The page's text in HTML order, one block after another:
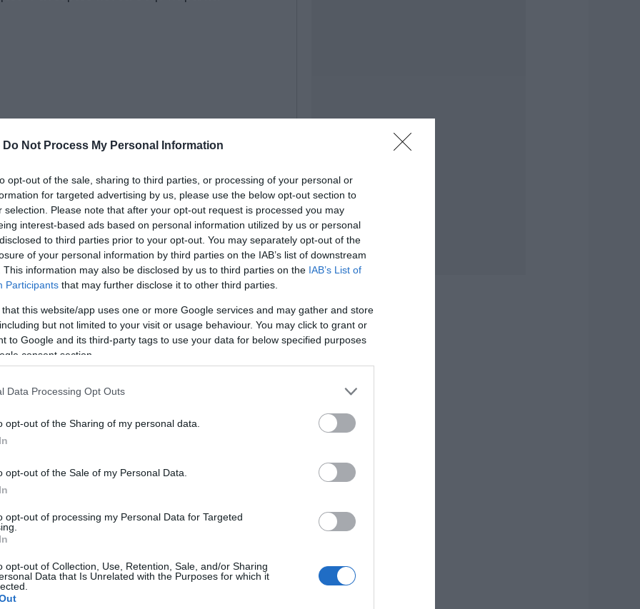
Do Not Process My Personal Information
opt-out of the sale, sharing to third parties, or processing of your personal or
for targeted advertising by us, please use the below opt-out section to
selection. Please note that after your opt-out request is processed you may
interest-based ads based on personal information utilized by us or personal
to third parties prior to your opt-out. You may separately opt-out of the
of your personal information by third parties on the IAB’s list of downstream
This information may also be disclosed by us to third parties on the IAB’s List of
Participants that may further disclose it to other third parties.
that this website/app uses one or more Google services and may gather and store
but not limited to your visit or usage behaviour. You may click to grant or
to Google and its third-party tags to use your data for below specified purposes
consent section.
Data Processing Opt Outs
opt-out of the Sharing of my personal data.
opt-out of the Sale of my Personal Data.
opt-out of processing my Personal Data for Targeted
opt-out of Collection, Use, Retention, Sale, and/or Sharing
Data that Is Unrelated with the Purposes for which it
του από τη γειτονιά για περίπου
κατοίκους της περιοχής, οι οποίοι
του
και οι αστυνομικοί, αφού
τις αισθήσεις του.
ότι ο θάνατός του πιθανότατα
Χαλκίδας, ενώ δόθηκε εντολή να
προκειμένου να διαπιστωθούν τα
07.08.2026 | 20:40
Ποιοι και γιατί θα
σύνταξη τον
Αύγουστο
07.08.2026 | 20:20
Δείτε τι έκανε
Δήμος της Εύβοιας
για τις φωτιές
Μητέρα και γιος οι
νεκροί από τη
σύγκρουση
φορτηγό
Ράγισαν καρδιές
στην Εύβοια: Το
επιχειρηματία
07.08.2026 | 19:10
Νέο επίδομα 600
ευρώ για
07.08.2026 | 19:00